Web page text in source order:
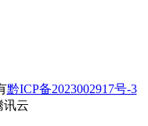
黔ICP备2023002917号-3
讯云